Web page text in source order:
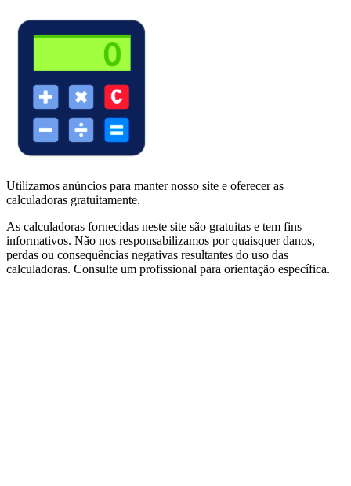
Utilizamos anúncios para manter nosso site e oferecer as
calculadoras gratuitamente.
As calculadoras fornecidas neste site são gratuitas e tem fins
informativos. Não nos responsabilizamos por quaisquer danos,
perdas ou consequências negativas resultantes do uso das
calculadoras. Consulte um profissional para orientação específica.